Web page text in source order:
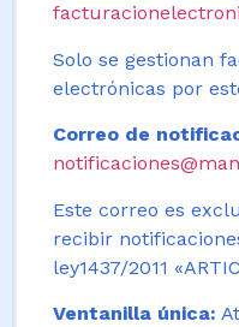
Solo se gestionan
electrónicas por
Correo de
Este correo es
recibir
ley1437/2011
Ventanilla única: